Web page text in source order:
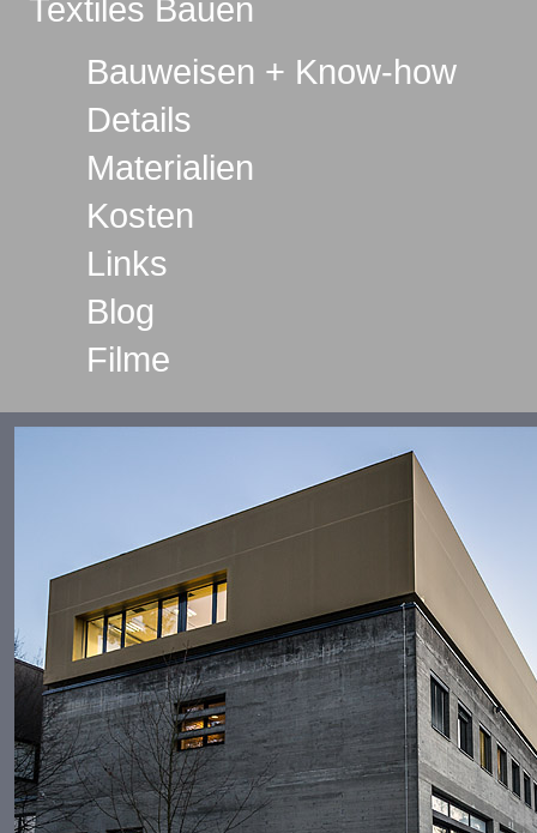
Textiles Bauen
Bauweisen + Know-how
Details
Materialien
Kosten
Links
Blog
Filme